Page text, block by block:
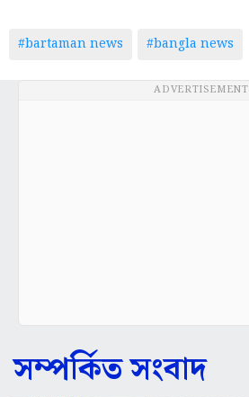
#bartaman news #bangla news
ADVERTISEMENT
সম্পর্কিত সংবাদ